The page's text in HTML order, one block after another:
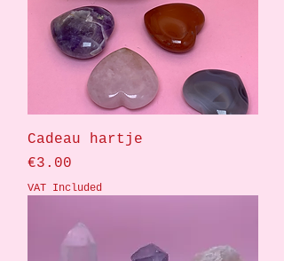
Cadeau hartje
Price
€3.00
VAT Included